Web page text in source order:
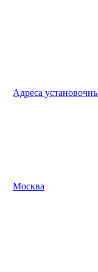
Адреса
Москва